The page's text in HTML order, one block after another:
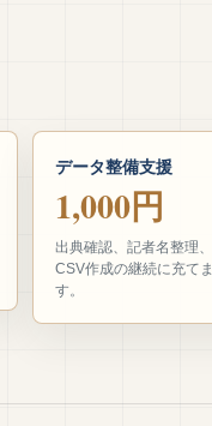
データ整備支援
1,000円
出典確認、記者名整理、
CSV作成の継続に充てま
す。